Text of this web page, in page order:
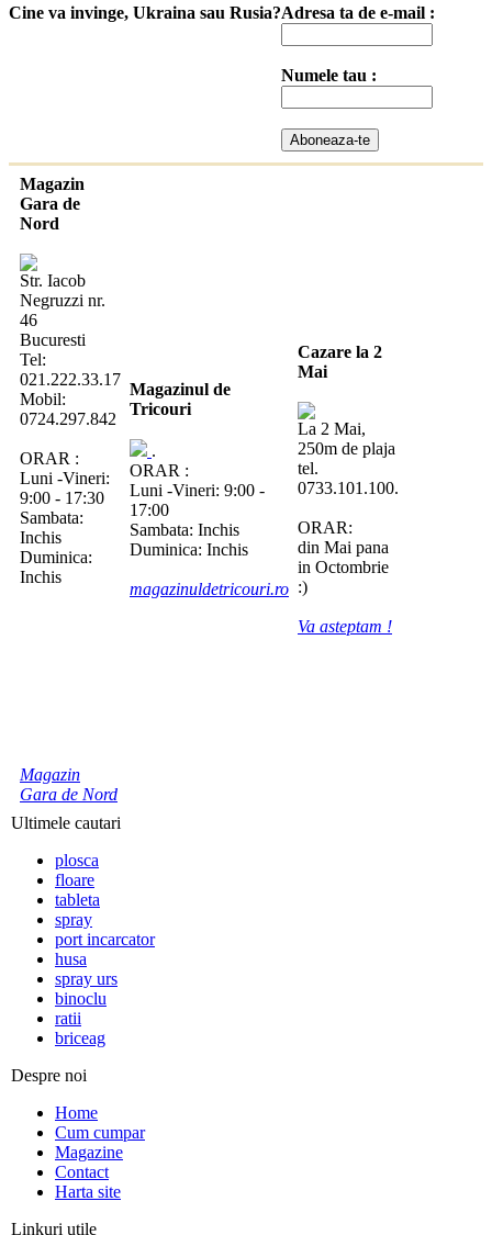
Cine va invinge, Ukraina sau Rusia?Adresa ta de e-mail :
Numele tau :
Magazin
Gara de
Nord
Str. Iacob
Negruzzi nr.
46
Bucuresti
Tel:
021.222.33.17
Mobil:
0724.297.842
ORAR :
Luni -Vineri:
9:00 - 17:30
Sambata:
Inchis
Duminica:
Inchis
Magazin
Gara de Nord
Magazinul de
Tricouri
.
ORAR :
Luni -Vineri: 9:00 -
17:00
Sambata: Inchis
Duminica: Inchis
magazinuldetricouri.ro
Cazare la 2
Mai
La 2 Mai,
250m de plaja
tel.
0733.101.100.
ORAR:
din Mai pana
in Octombrie
:)
Va asteptam !
Ultimele cautari
plosca
floare
tableta
spray
port incarcator
husa
spray urs
binoclu
ratii
briceag
Despre noi
Home
Cum cumpar
Magazine
Contact
Harta site
Linkuri utile